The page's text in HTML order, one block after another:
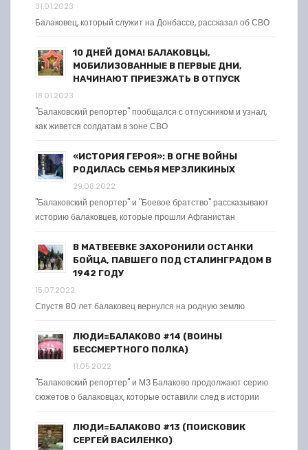
31.01.2023
Балаковец, который служит на Донбассе, рассказал об СВО
10 ДНЕЙ ДОМА! БАЛАКОВЦЫ,
МОБИЛИЗОВАННЫЕ В ПЕРВЫЕ ДНИ,
НАЧИНАЮТ ПРИЕЗЖАТЬ В ОТПУСК
18.01.2023
"Балаковский репортер" пообщался с отпускником и узнал,
как живется солдатам в зоне СВО
«ИСТОРИЯ ГЕРОЯ»: В ОГНЕ ВОЙНЫ
РОДИЛАСЬ СЕМЬЯ МЕРЗЛИКИНЫХ
29.08.2022
"Балаковский репортер" и "Боевое братство" рассказывают
историю балаковцев, которые прошли Афганистан
В МАТВЕЕВКЕ ЗАХОРОНИЛИ ОСТАНКИ
БОЙЦА, ПАВШЕГО ПОД СТАЛИНГРАДОМ В
1942 ГОДУ
15.07.2022
Спустя 80 лет балаковец вернулся на родную землю
ЛЮДИ=БАЛАКОВО #14 (ВОИНЫ
БЕССМЕРТНОГО ПОЛКА)
11.05.2022
"Балаковский репортер" и МЗ Балаково продолжают серию
сюжетов о балаковцах, которые оставили след в истории
ЛЮДИ=БАЛАКОВО #13 (ПОИСКОВИК
СЕРГЕЙ ВАСИЛЕНКО)